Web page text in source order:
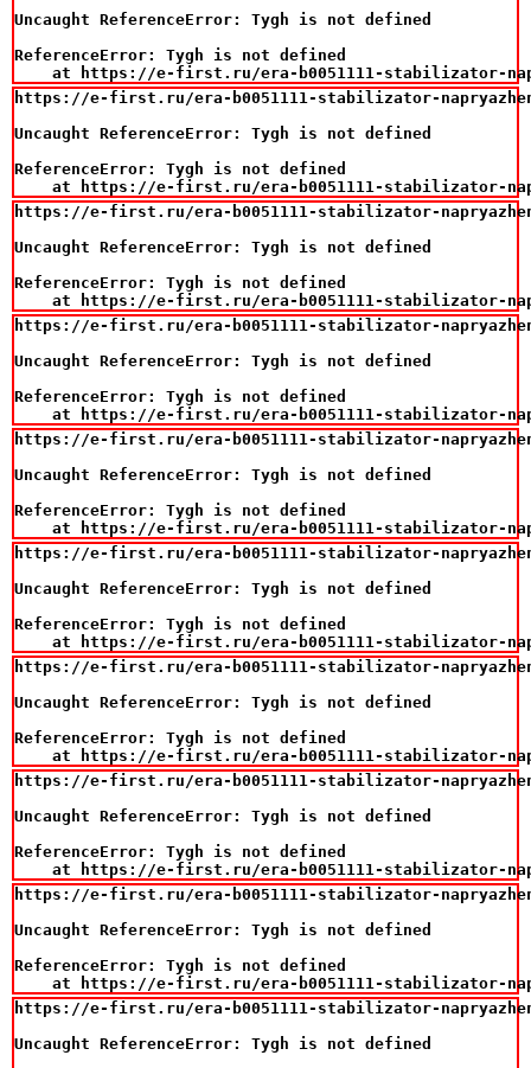
Uncaught ReferenceError: Tygh is not defined
ReferenceError: Tygh is not defined
at https://e-first.ru/era-b0051111-stabilizator-
https://e-first.ru/era-b0051111-stabilizator-
Uncaught ReferenceError: Tygh is not defined
ReferenceError: Tygh is not defined
at https://e-first.ru/era-b0051111-stabilizator-
https://e-first.ru/era-b0051111-stabilizator-
Uncaught ReferenceError: Tygh is not defined
ReferenceError: Tygh is not defined
at https://e-first.ru/era-b0051111-stabilizator-
https://e-first.ru/era-b0051111-stabilizator-
Uncaught ReferenceError: Tygh is not defined
ReferenceError: Tygh is not defined
at https://e-first.ru/era-b0051111-stabilizator-
https://e-first.ru/era-b0051111-stabilizator-
Uncaught ReferenceError: Tygh is not defined
ReferenceError: Tygh is not defined
at https://e-first.ru/era-b0051111-stabilizator-
https://e-first.ru/era-b0051111-stabilizator-
Uncaught ReferenceError: Tygh is not defined
ReferenceError: Tygh is not defined
at https://e-first.ru/era-b0051111-stabilizator-
https://e-first.ru/era-b0051111-stabilizator-
Uncaught ReferenceError: Tygh is not defined
ReferenceError: Tygh is not defined
at https://e-first.ru/era-b0051111-stabilizator-
https://e-first.ru/era-b0051111-stabilizator-
Uncaught ReferenceError: Tygh is not defined
ReferenceError: Tygh is not defined
at https://e-first.ru/era-b0051111-stabilizator-
https://e-first.ru/era-b0051111-stabilizator-
Uncaught ReferenceError: Tygh is not defined
ReferenceError: Tygh is not defined
at https://e-first.ru/era-b0051111-stabilizator-
https://e-first.ru/era-b0051111-stabilizator-
Uncaught ReferenceError: Tygh is not defined